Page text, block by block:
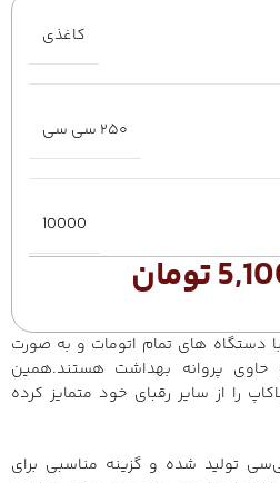
کاغذی
۲۵۰ سی سی
10000
تومان
دستگاه های تمام اتومات‌ و به صورت
حاوی پروانه بهداشت هستند.همین
را از سایر رقبای خود متمایز کرده
بستنی در سایز 180 سی‌سی تولید شده و گزینه مناسبی برای